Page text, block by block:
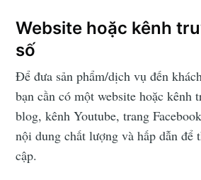
Website hoặc kênh
số
Để đưa sản phẩm/dịch vụ đến
bạn cần có một website hoặc kênh
blog, kênh Youtube, trang
nội dung chất lượng và hấp dẫn để
cập.